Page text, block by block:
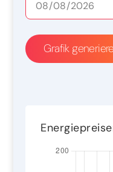
Grafik